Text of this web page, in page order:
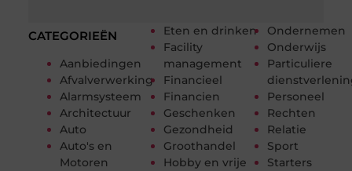
CATEGORIEËN
Aanbiedingen
Afvalverwerking
Alarmsysteem
Architectuur
Auto
Auto's en
Motoren
Eten en drinken
Facility
management
Financieel
Financien
Geschenken
Gezondheid
Groothandel
Hobby en vrije
Ondernemen
Onderwijs
Particuliere
Personeel
Rechten
Relatie
Sport
Starters